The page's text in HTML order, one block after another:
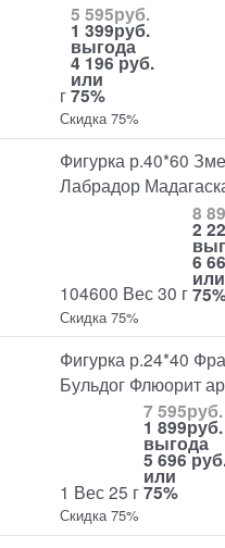
г
5 595руб.
1 399руб.
выгода
4 196 руб.
или
75%
Скидка 75%
Фигурка р.40*60
Лабрадор
104600 Вес 30 г
8
2
6
или
Скидка 75%
Фигурка р.24*40
Бульдог Флюорит
1 Вес 25 г
7 595руб.
1 899руб.
выгода
5 696
или
75%
Скидка 75%